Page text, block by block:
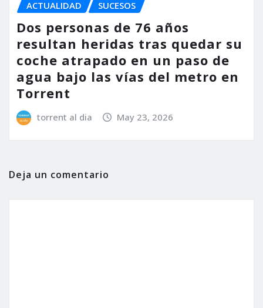
ACTUALIDAD SUCESOS
Dos personas de 76 años
resultan heridas tras quedar su
coche atrapado en un paso de
agua bajo las vías del metro en
Torrent
torrent al dia May 23, 2026
Deja un comentario